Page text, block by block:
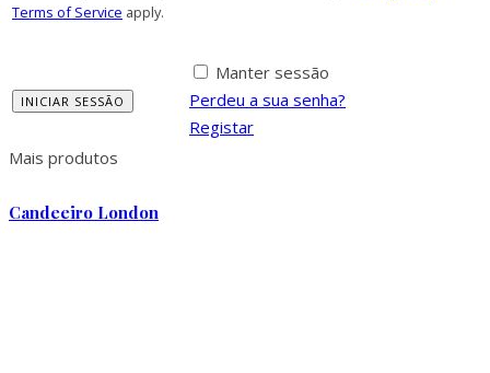
Terms of Service apply.
Manter sessão
Perdeu a sua senha?
Registar
Mais produtos
Candeeiro London